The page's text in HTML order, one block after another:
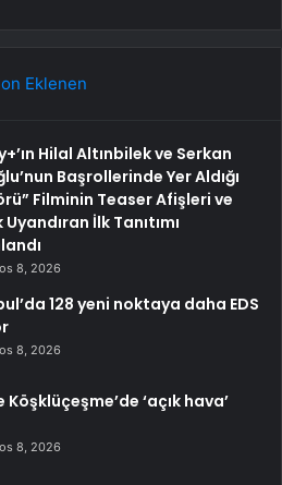
Eklenen
Hilal Altınbilek ve Serkan
Başrollerinde Yer Aldığı
Filminin Teaser Afişleri ve
İlk Tanıtımı
8, 2026
128 yeni noktaya daha EDS
8, 2026
Köşklüçeşme’de ‘açık hava’
8, 2026